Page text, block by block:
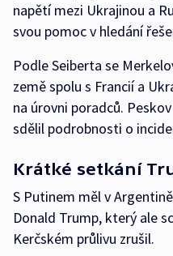
napětí mezi Ukrajinou a
svou pomoc v hledání
Podle Seiberta se
země spolu s Francií a
na úrovni poradců.
sdělil podrobnosti o
Krátké setkání
S Putinem měl v
Donald Trump, který ale
Kerčském průlivu zrušil.